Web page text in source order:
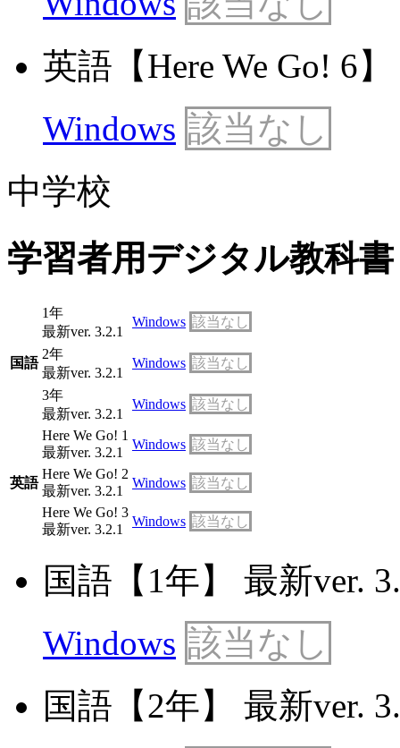
英語【Here We Go! 6
Windows 該当なし
中学校
学習者用デジタル教科
国語
1年
最新ver. 3.2.1
Windows 該当なし
2年
最新ver. 3.2.1
Windows 該当なし
3年
最新ver. 3.2.1
Windows 該当なし
英語
Here We Go! 1
最新ver. 3.2.1
Windows 該当なし
Here We Go! 2
最新ver. 3.2.1
Windows 該当なし
Here We Go! 3
最新ver. 3.2.1
Windows 該当なし
国語【1年】 最新ver.
Windows 該当なし
国語【2年】 最新ver.